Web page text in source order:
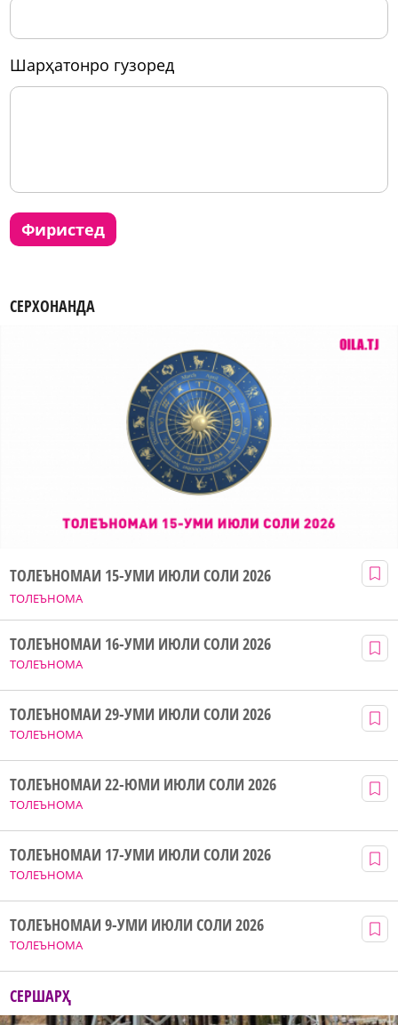
шарҳатонро гузоред
фиристед
СЕРХОНАНДА
ТОЛЕЪНОМА
ТОЛЕЪНОМАИ 15-УМИ ИЮЛИ СОЛИ 2026
ТОЛЕЪНОМА
ТОЛЕЪНОМАИ 16-УМИ ИЮЛИ СОЛИ 2026
ТОЛЕЪНОМА
ТОЛЕЪНОМАИ 29-УМИ ИЮЛИ СОЛИ 2026
ТОЛЕЪНОМА
ТОЛЕЪНОМАИ 22-ЮМИ ИЮЛИ СОЛИ 2026
ТОЛЕЪНОМА
ТОЛЕЪНОМАИ 17-УМИ ИЮЛИ СОЛИ 2026
ТОЛЕЪНОМА
ТОЛЕЪНОМАИ 9-УМИ ИЮЛИ СОЛИ 2026
СЕРШАРҲ